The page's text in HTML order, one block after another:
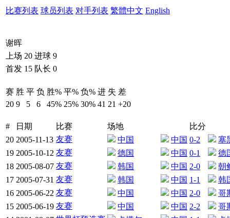
比赛列表 球员列表 对手列表 繁體中文 English
谢晖
上场 20 进球 9
首发 15 队长 0
赛 胜 平 负 胜% 平% 负% 进 失 差
20 9 5 6 45% 25% 30% 41 21 +20
# 日期 比赛 场地
比分
20 2005-11-13 友赛 中国 中国 0-2
塞
19 2005-10-12 友赛 德国 中国 0-1
德
18 2005-08-07 友赛 韩国 中国 2-0
朝
17 2005-07-31 友赛 韩国 中国 1-1
韩
16 2005-06-22 友赛 中国 中国 2-0
哥
15 2005-06-19 友赛 中国 中国 2-2
哥